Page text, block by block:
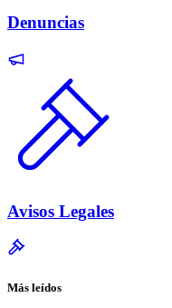
Denuncias
Avisos Legales
Más leídos